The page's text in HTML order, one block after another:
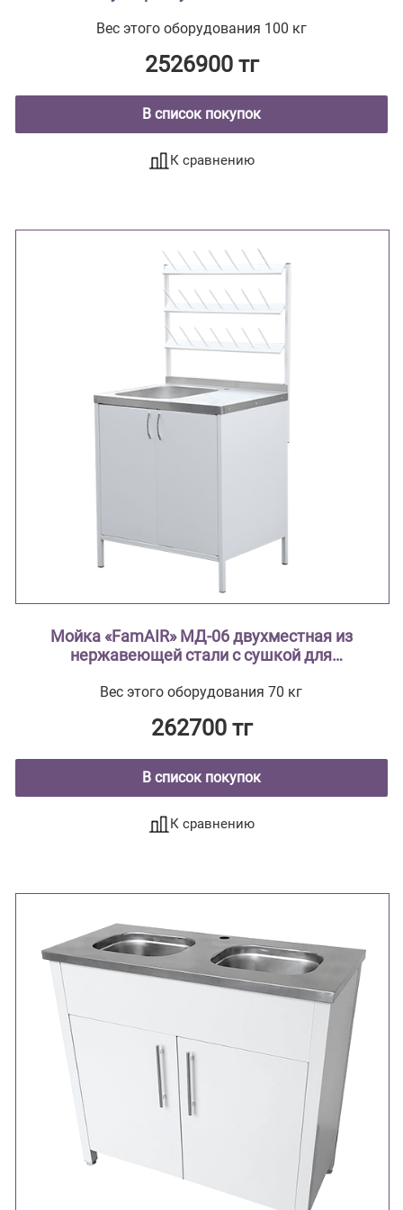
Вес этого оборудования 100 кг
2526900 тг
В список покупок
К сравнению
Мойка «FamAIR» МД-06 двухместная из
нержавеющей стали с сушкой для
Вес этого оборудования 70 кг
262700 тг
В список покупок
К сравнению